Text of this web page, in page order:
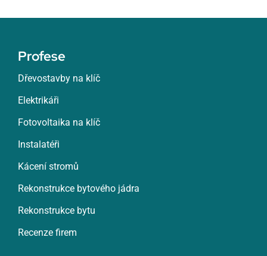
Profese
Dřevostavby na klíč
Elektrikáři
Fotovoltaika na klíč
Instalatéři
Kácení stromů
Rekonstrukce bytového jádra
Rekonstrukce bytu
Recenze firem